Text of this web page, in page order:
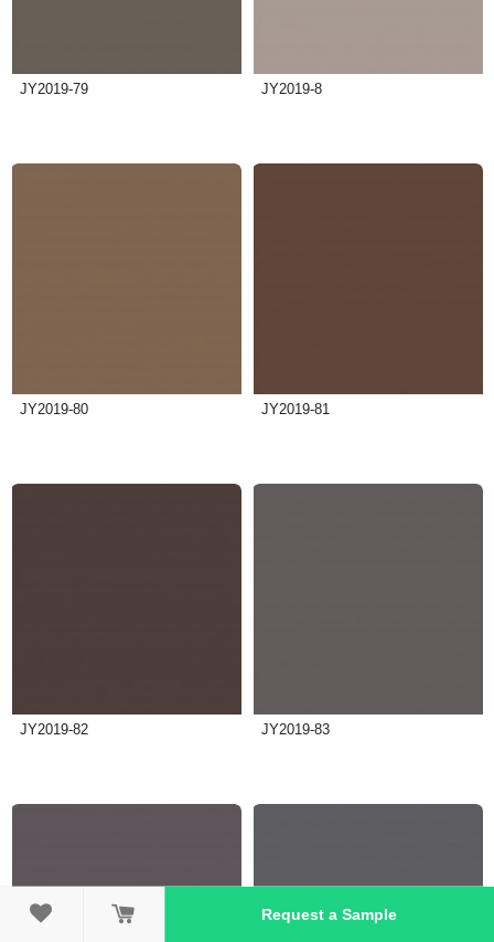
 Request a Sample
JY2019-79 JY2019-8
JY2019-80 JY2019-81
JY2019-82 JY2019-83